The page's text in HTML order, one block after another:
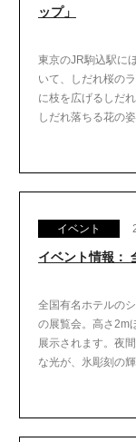
ップ」
東京のJR駒込駅に
いて、しだれ桜の
に枝を広げるしだ
しだれ落ちる花の
イベント
イベント情報：
全国有名ホテルの
の展覧会。高さ2m
展示されます。夜
な光が、氷彫刻の